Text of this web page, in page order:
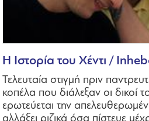
Η Ιστορία του Χέντι /
Τελευταία στιγμή πριν
κοπέλα που διάλεξαν οι δικοί
ερωτεύεται την